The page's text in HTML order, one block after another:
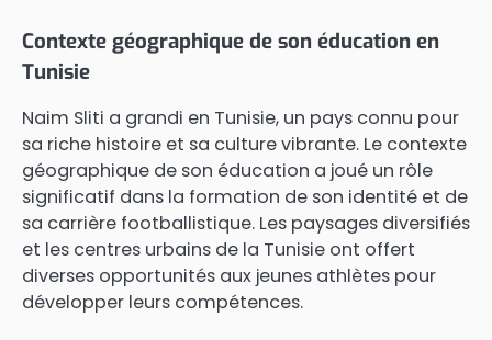
Contexte géographique de son éducation en
Tunisie
Naim Sliti a grandi en Tunisie, un pays connu pour
sa riche histoire et sa culture vibrante. Le contexte
géographique de son éducation a joué un rôle
significatif dans la formation de son identité et de
sa carrière footballistique. Les paysages diversifiés
et les centres urbains de la Tunisie ont offert
diverses opportunités aux jeunes athlètes pour
développer leurs compétences.